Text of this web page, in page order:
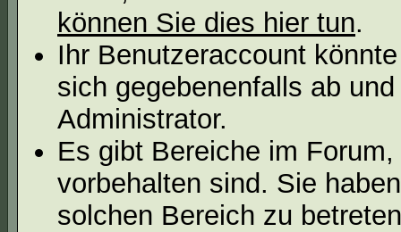
können Sie dies hier tun.
Ihr Benutzeraccount
sich gegebenenfalls ab
Administrator.
Es gibt Bereiche im
vorbehalten sind. Sie
solchen Bereich zu